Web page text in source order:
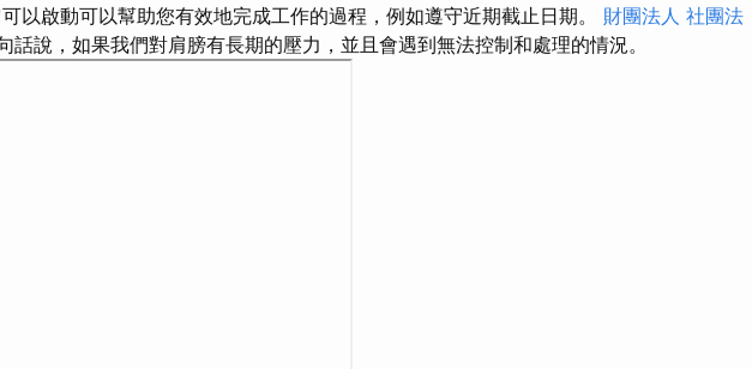
以啟動可以幫助您有效地完成工作的過程，例如遵守近期截止日期。 財團法人 社團法
話說，如果我們對肩膀有長期的壓力，並且會遇到無法控制和處理的情況。